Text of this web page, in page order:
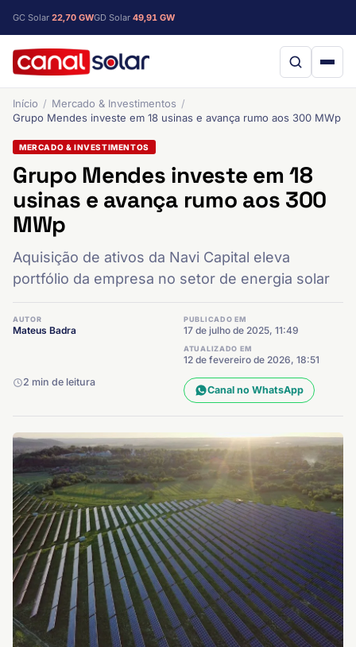
GC Solar 22,70 GWGD Solar 49,91 GW
Início
Mercado & Investimentos
Grupo Mendes investe em 18 usinas e avança rumo aos 300 MWp
MERCADO & INVESTIMENTOS
Grupo Mendes investe em 18
usinas e avança rumo aos 300
MWp
Aquisição de ativos da Navi Capital eleva
portfólio da empresa no setor de energia solar
AUTOR
Mateus Badra
PUBLICADO EM
17 de julho de 2025, 11:49
ATUALIZADO EM
12 de fevereiro de 2026, 18:51
2 min de leitura
Canal no WhatsApp